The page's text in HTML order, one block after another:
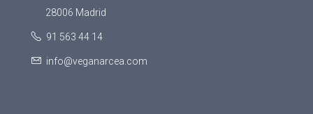
28006 Madrid
91 563 44 14
info@veganarcea.com